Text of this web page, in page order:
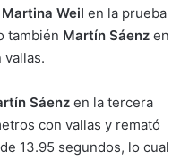
Martina Weil en la prueba
también Martín Sáenz en
vallas.
Sáenz en la tercera
con vallas y remató
13.95 segundos, lo cual